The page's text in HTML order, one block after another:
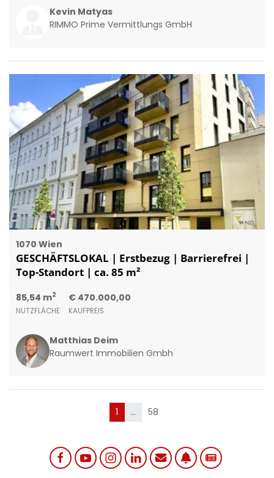
Kevin Matyas
RIMMO Prime Vermittlungs GmbH
1070 Wien
GESCHÄFTSLOKAL | Erstbezug | Barrierefrei |
Top-Standort | ca. 85 m²
85,54 m2
NUTZFLÄCHE
€ 470.000,00
KAUFPREIS
Matthias Deim
Raumwert Immobilien Gmbh
1 (current)
… 58
Social links menu